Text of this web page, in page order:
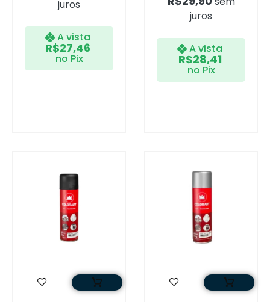
juros
A vista
R$27,46
no Pix
juros
A vista
R$28,41
no Pix